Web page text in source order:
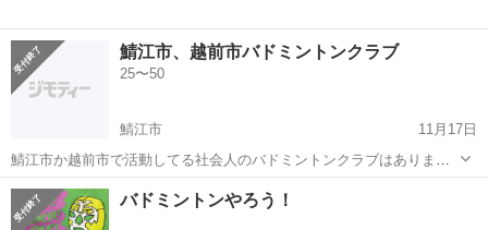
鯖江市、越前市バドミントンクラブ
25〜50
鯖江市
11月17日
鯖江市か越前市で活動してる社会人のバドミントンクラブはありませ
んか？ 昔やってて久しぶりにやりたいと思いました。
福井 鯖江市 バドミントン バドミントンクラブ
バドミントンやろう！